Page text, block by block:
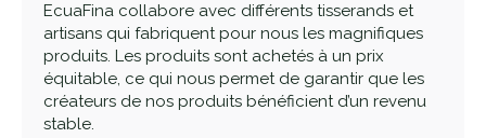
EcuaFina collabore avec différents tisserands et
artisans qui fabriquent pour nous les magnifiques
produits. Les produits sont achetés à un prix
équitable, ce qui nous permet de garantir que les
créateurs de nos produits bénéficient d’un revenu
stable.